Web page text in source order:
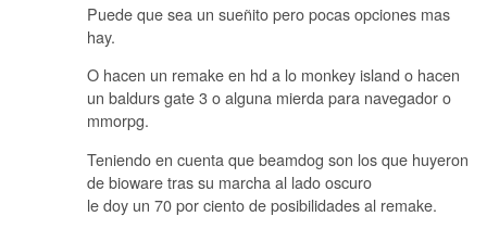
Puede que sea un sueñito pero pocas opciones mas
hay.
O hacen un remake en hd a lo monkey island o hacen
un baldurs gate 3 o alguna mierda para navegador o
mmorpg.
Teniendo en cuenta que beamdog son los que huyeron
de bioware tras su marcha al lado oscuro
le doy un 70 por ciento de posibilidades al remake.